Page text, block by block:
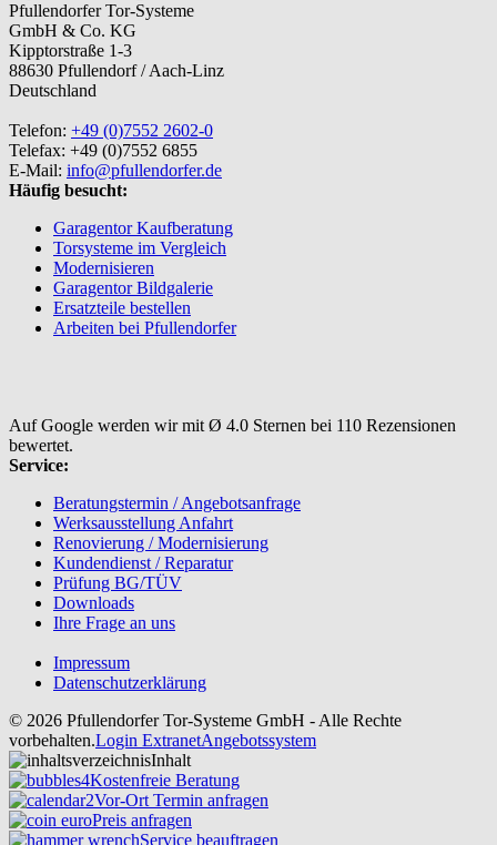
Pfullendorfer Tor-Systeme
GmbH & Co. KG
Kipptorstraße 1-3
88630 Pfullendorf / Aach-Linz
Deutschland
Telefon: +49 (0)7552 2602-0
Telefax: +49 (0)7552 6855
E-Mail: info@pfullendorfer.de
Häufig besucht:
Garagentor Kaufberatung
Torsysteme im Vergleich
Modernisieren
Garagentor Bildgalerie
Ersatzteile bestellen
Arbeiten bei Pfullendorfer
Auf Google werden wir mit Ø 4.0 Sternen bei 110 Rezensionen
bewertet.
Service:
Beratungstermin / Angebotsanfrage
Werksausstellung Anfahrt
Renovierung / Modernisierung
Kundendienst / Reparatur
Prüfung BG/TÜV
Downloads
Ihre Frage an uns
Impressum
Datenschutzerklärung
© 2026 Pfullendorfer Tor-Systeme GmbH - Alle Rechte
vorbehalten.Login ExtranetAngebotssystem
Inhalt
Kostenfreie Beratung
Vor-Ort Termin anfragen
Preis anfragen
Service beauftragen